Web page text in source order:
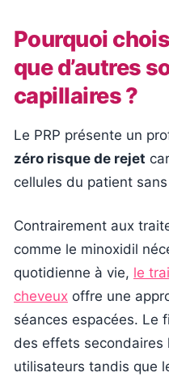
Pourquoi
que d’autres
capillaires ?
Le PRP présente un
zéro risque de rejet
cellules du patient
Contrairement aux
comme le minoxidil
quotidienne à vie, le
cheveux offre une
séances espacées. Le
des effets secondaires
utilisateurs tandis que